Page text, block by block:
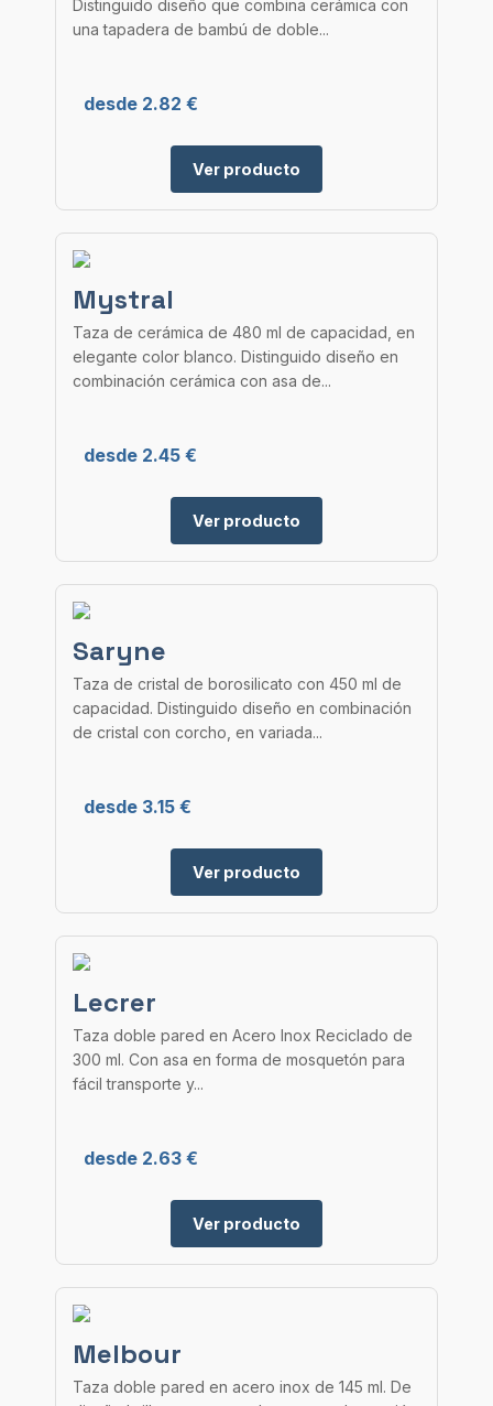
Distinguido diseño que combina cerámica con
una tapadera de bambú de doble...
desde 2.82 €
Ver producto
Mystral
Taza de cerámica de 480 ml de capacidad, en
elegante color blanco. Distinguido diseño en
combinación cerámica con asa de...
desde 2.45 €
Ver producto
Saryne
Taza de cristal de borosilicato con 450 ml de
capacidad. Distinguido diseño en combinación
de cristal con corcho, en variada...
desde 3.15 €
Ver producto
Lecrer
Taza doble pared en Acero Inox Reciclado de
300 ml. Con asa en forma de mosquetón para
fácil transporte y...
desde 2.63 €
Ver producto
Melbour
Taza doble pared en acero inox de 145 ml. De